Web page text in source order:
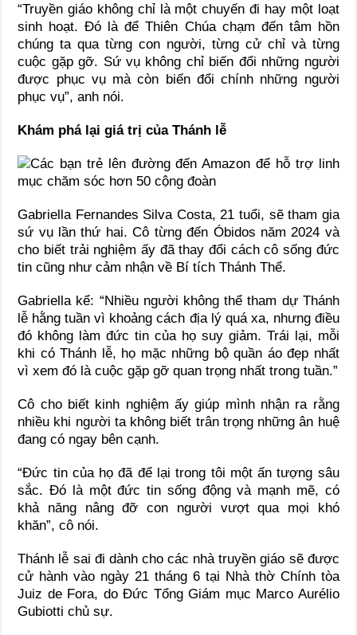
“Truyền giáo không chỉ là một chuyến đi hay một loạt
sinh hoạt. Đó là để Thiên Chúa chạm đến tâm hồn
chúng ta qua từng con người, từng cử chỉ và từng
cuộc gặp gỡ. Sứ vụ không chỉ biến đổi những người
được phục vụ mà còn biến đổi chính những người
phục vụ”, anh nói.
Khám phá lại giá trị của Thánh lễ
Gabriella Fernandes Silva Costa, 21 tuổi, sẽ tham gia
sứ vụ lần thứ hai. Cô từng đến Óbidos năm 2024 và
cho biết trải nghiệm ấy đã thay đổi cách cô sống đức
tin cũng như cảm nhận về Bí tích Thánh Thể.
Gabriella kể: “Nhiều người không thể tham dự Thánh
lễ hằng tuần vì khoảng cách địa lý quá xa, nhưng điều
đó không làm đức tin của họ suy giảm. Trái lại, mỗi
khi có Thánh lễ, họ mặc những bộ quần áo đẹp nhất
vì xem đó là cuộc gặp gỡ quan trọng nhất trong tuần.”
Cô cho biết kinh nghiệm ấy giúp mình nhận ra rằng
nhiều khi người ta không biết trân trọng những ân huệ
đang có ngay bên cạnh.
“Đức tin của họ đã để lại trong tôi một ấn tượng sâu
sắc. Đó là một đức tin sống động và mạnh mẽ, có
khả năng nâng đỡ con người vượt qua mọi khó
khăn”, cô nói.
Thánh lễ sai đi dành cho các nhà truyền giáo sẽ được
cử hành vào ngày 21 tháng 6 tại Nhà thờ Chính tòa
Juiz de Fora, do Đức Tổng Giám mục Marco Aurélio
Gubiotti chủ sự.